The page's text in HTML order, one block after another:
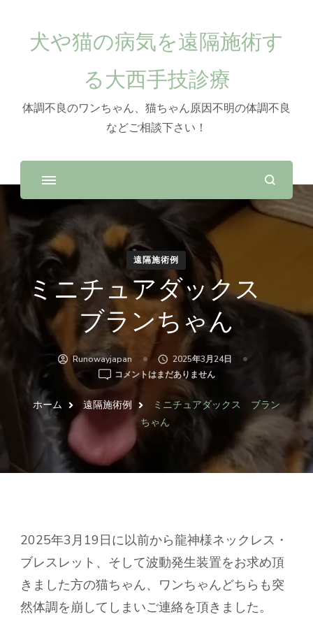
犬や猫の病気を遠隔施術す
る大西手技診療
体調不良のワンちゃん、猫ちゃん原因不明の体調不良
などご相談下さい！
遠隔施術例
ミニチュアダックス
ブランちゃん
Runowayjapan
2025年3月24日
ミ
ニ
チ
ア
ッ
ク
ン
ゃ
ん
へ
の
コメントはまだありません
ホーム 遠隔施術例
ミニチュアダックス ブラン
ちゃん
2025年3月19日に以前から龍神様ネックレス・
ブレスレット、そして波動発生装置をお求め頂
きました方の猫ちゃん、ワンちゃんどちらも突
然体調を崩してしまいご連絡を頂きました。